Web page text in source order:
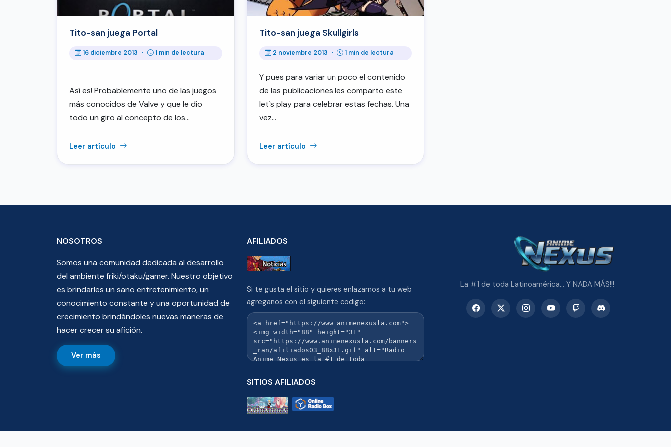
Tito-san juega Portal
16 diciembre 2013 · 1 min de lectura
Así es! Probablemente uno de las juegos
más conocidos de Valve y que le dio
todo un giro al concepto de los…
Leer artículo
Tito-san juega Skullgirls
2 noviembre 2013 · 1 min de lectura
Y pues para variar un poco el contenido
de las publicaciones les comparto este
let`s play para celebrar estas fechas. Una
vez…
Leer artículo
NOSOTROS
Somos una comunidad dedicada al desarrollo
del ambiente friki/otaku/gamer. Nuestro objetivo
es brindarles un sano entretenimiento, un
conocimiento constante y una oportunidad de
crecimiento brindándoles nuevas maneras de
hacer crecer su afición.
Ver más
AFILIADOS
Si te gusta el sitio y quieres enlazarnos a tu web
agreganos con el siguiente codigo:
SITIOS AFILIADOS
La #1 de toda Latinoamérica... Y NADA MÁS!!!